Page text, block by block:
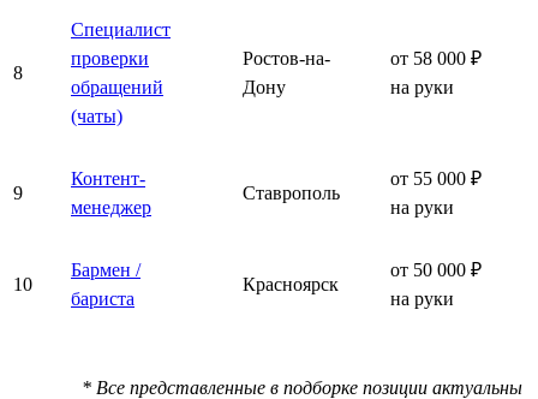
8
Специалист
проверки
обращений
(чаты)
Ростов-на-
Дону
от 58 000 ₽
на руки
9
Контент-
менеджер
Ставрополь
от 55 000 ₽
на руки
10
Бармен /
бариста
Красноярск
от 50 000 ₽
на руки
* Все представленные в подборке позиции актуальны